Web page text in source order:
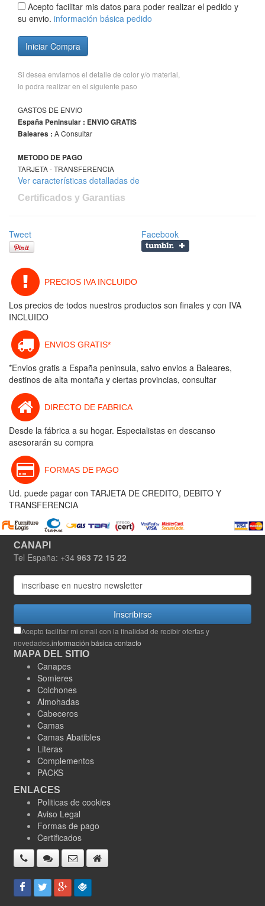
Acepto facilitar mis datos para poder realizar el pedido y
su envio. información básica pedido
Iniciar Compra
Si desea enviarnos el detalle de color y/o material,
lo podra realizar en el siguiente paso
GASTOS DE ENVIO
España Peninsular : ENVIO GRATIS
Baleares : A Consultar
METODO DE PAGO
TARJETA - TRANSFERENCIA
Ver características detalladas de
Certificados y Garantias
Tweet Facebook
PRECIOS IVA INCLUIDO
Los precios de todos nuestros productos son finales y con IVA
INCLUIDO
ENVIOS GRATIS*
*Envios gratis a España peninsula, salvo envios a Baleares,
destinos de alta montaña y ciertas provincias, consultar
DIRECTO DE FABRICA
Desde la fábrica a su hogar. Especialistas en descanso
asesorarán su compra
FORMAS DE PAGO
Ud. puede pagar con TARJETA DE CREDITO, DEBITO Y
TRANSFERENCIA
CANAPI
Tel España: +34 963 72 15 22
Inscribirse
Acepto facilitar mi email con la finalidad de recibir ofertas y
novedades.información básica contacto
MAPA DEL SITIO
Canapes
Somieres
Colchones
Almohadas
Cabeceros
Camas
Camas Abatibles
Literas
Complementos
PACKS
ENLACES
Politicas de cookies
Aviso Legal
Formas de pago
Certificados